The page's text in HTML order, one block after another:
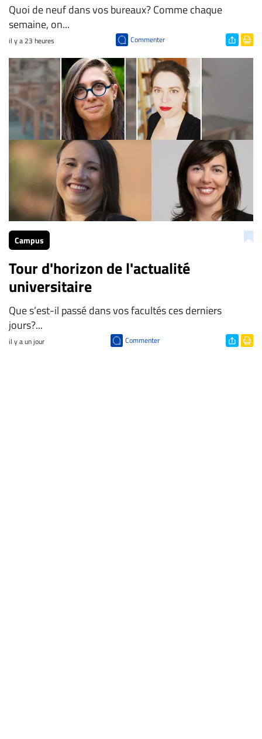
Quoi de neuf dans vos bureaux? Comme chaque
semaine, on...
il y a 23 heures Commenter
Campus
Tour d'horizon de l'actualité
universitaire
Que s’est-il passé dans vos facultés ces derniers
jours?...
il y a un jour Commenter